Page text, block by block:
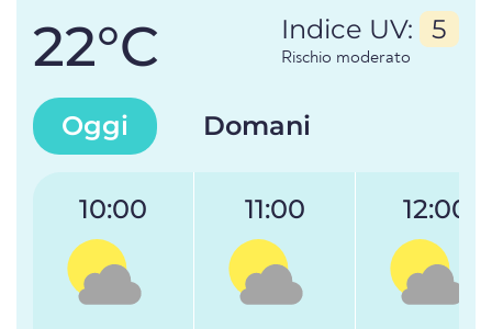
22°C Indice UV: 5
Rischio moderato
Oggi Domani
10:00 11:00 12:00